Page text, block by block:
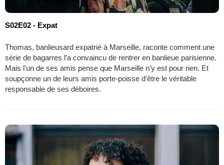
S02E02 - Expat
Thomas, banlieusard expatrié à Marseille, raconte comment une
série de bagarres l’a convaincu de rentrer en banlieue parisienne.
Mais l'un de ses amis pense que Marseille n’y est pour rien. Et
soupçonne un de leurs amis porte-poisse d'être le véritable
responsable de ses déboires.